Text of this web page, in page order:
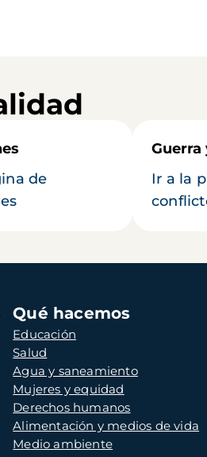
de
Ir a la
Qué hacemos
Educación
Salud
Agua y saneamiento
Mujeres y equidad
Derechos humanos
Alimentación y medios de vida
Medio ambiente